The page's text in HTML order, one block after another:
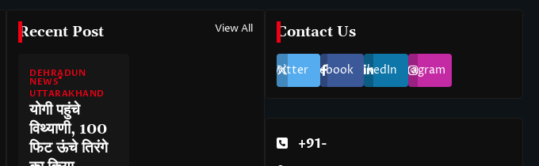
Recent Post View All
DEHRADUN
NEWS
UTTARAKHAND
योगी पहुंचे
विथ्याणी, 100
फिट ऊंचे तिरंगे
Contact Us
TwitterFacebookLinkedInInstagram
+91-